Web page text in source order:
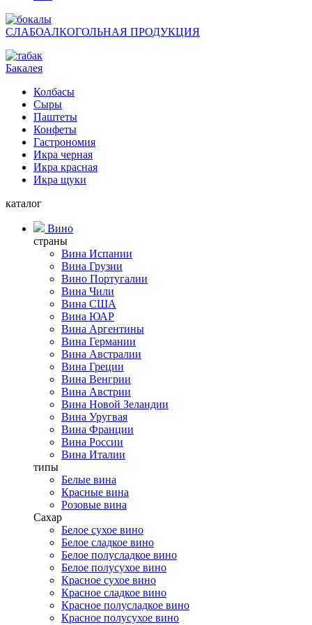
СЛАБОАЛКОГОЛЬНАЯ ПРОДУКЦИЯ
Бакалея
Колбасы
Сыры
Паштеты
Конфеты
Гастрономия
Икра черная
Икра красная
Икра щуки
каталог
Вино
страны
Вина Испании
Вина Грузии
Вино Португалии
Вина Чили
Вина США
Вина ЮАР
Вина Аргентины
Вина Германии
Вина Австралии
Вина Греции
Вина Венгрии
Вина Австрии
Вина Новой Зеландии
Вина Уругвая
Вина Франции
Вина России
Вина Италии
типы
Белые вина
Красные вина
Розовые вина
Сахар
Белое сухое вино
Белое сладкое вино
Белое полусладкое вино
Белое полусухое вино
Красное сухое вино
Красное сладкое вино
Красное полусладкое вино
Красное полусухое вино